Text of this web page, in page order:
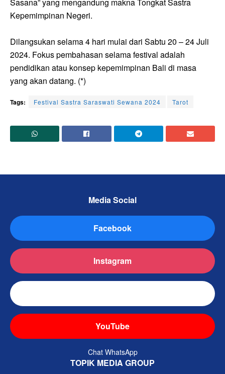
Sasana” yang mengandung makna Tongkat Sastra
Kepemimpinan Negeri.
Dilangsukan selama 4 hari mulai dari Sabtu 20 – 24 Juli
2024. Fokus pembahasan selama festival adalah
pendidikan atau konsep kepemimpinan Bali di masa
yang akan datang. (*)
Tags: Festival Sastra Saraswati Sewana 2024 Tarot
Media Social
Facebook
Instagram
YouTube
Chat WhatsApp
TOPIK MEDIA GROUP